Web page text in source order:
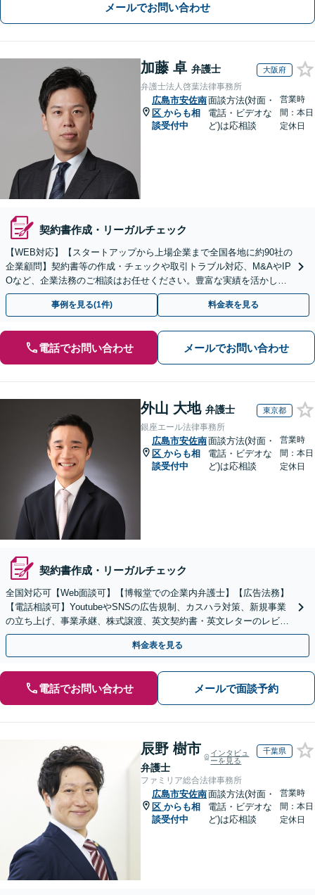
メールでお問い合わせ
加藤 卓 弁護士 大阪府
弁護士法人啓葉法律事務所
広島市安佐南
区 からも相
談受付中
面談方法(対面・
電話・ビデオな
ど)は応相談
営業時
間：本日
定休日
契約書作成・リーガルチェック
【WEB対応】【スタートアップから上場企業まで全国各地に約90社の
企業顧問】契約書等の作成・チェックや取引トラブル対応、M&AやIP
Oなど、企業法務のご相談はお任せください。豊富な実績を活かし的
確に対応を進めてまいります。
事例を見る(1件) 料金表を見る
電話でお問い合わせ メールでお問い合わせ
外山 大地 弁護士 東京都
銀座エール法律事務所
広島市安佐南
区 からも相
談受付中
面談方法(対面・
電話・ビデオな
ど)は応相談
営業時
間：本日
定休日
契約書作成・リーガルチェック
全国対応可【Web面談可】【博報堂での企業内弁護士】【広告法務】
【電話相談可】YoutubeやSNSの広告規制、カスハラ対策、新規事業
の立ち上げ、事業承継、株式譲渡、英文契約書・英文レターのレビュ
ー・ドラフトなどに対応。
料金表を見る
電話でお問い合わせ メールで面談予約
辰野 樹市
弁護士
インタビュ
ーを見る
千葉県
ファミリア総合法律事務所
広島市安佐南
区 からも相
談受付中
面談方法(対面・
電話・ビデオな
ど)は応相談
営業時
間：本日
定休日